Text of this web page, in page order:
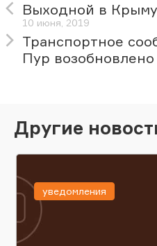
Выходной в Крыму
10 июня, 2019
Транспортное
Пур возобновлено
Другие
уведомления